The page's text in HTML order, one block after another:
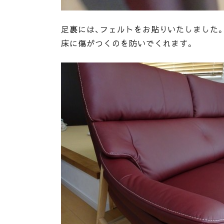
足裏には、フェルトをお貼りいたしました
床に傷がつくのを防いでくれます。